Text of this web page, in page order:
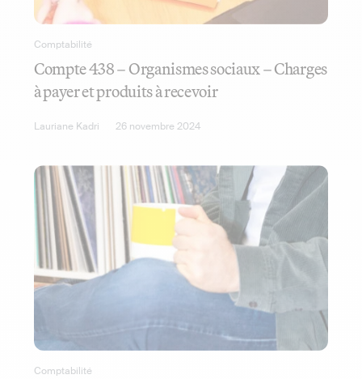
Comptabilité
Compte 438 – Organismes sociaux – Charges
à payer et produits à recevoir
Lauriane Kadri 26 novembre 2024
Comptabilité